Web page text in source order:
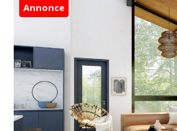
Annonce